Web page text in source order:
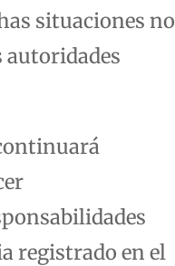
situaciones no
registrado en el